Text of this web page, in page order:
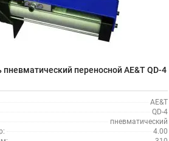
переносной AE&T QD-4
AE&T
QD-4
пневматический
4.00